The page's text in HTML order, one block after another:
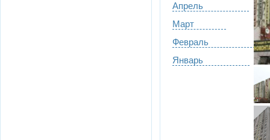
Апрель
Март
Февраль
Январь